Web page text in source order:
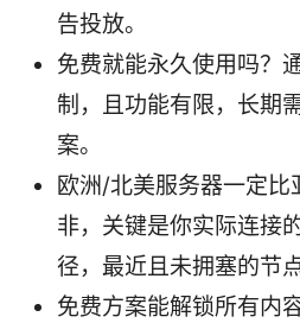
告投放。
免费就能永久使用吗？
制，且功能有限，长期
案。
欧洲/北美服务器一定比
非，关键是你实际连接
径，最近且未拥塞的节
免费方案能解锁所有内